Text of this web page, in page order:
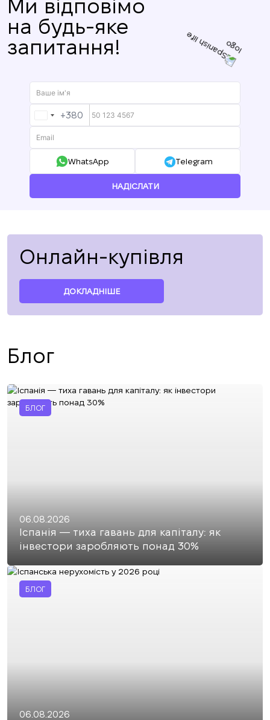
Ми відповімо
на будь-яке
запитання!
UKRAINE
+380
+380
WhatsApp Telegram
НАДІСЛАТИ
Онлайн-купівля
ДОКЛАДНІШЕ
Блог
БЛОГ
06.08.2026
Іспанія — тиха гавань для капіталу: як
інвестори заробляють понад 30%
БЛОГ
06.08.2026